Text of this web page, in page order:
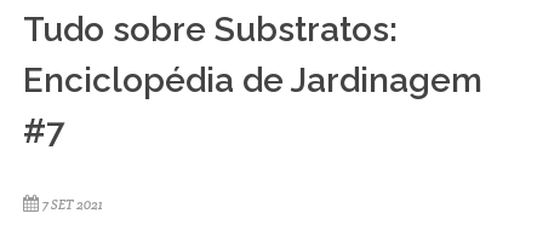
Tudo sobre Substratos:
Enciclopédia de Jardinagem
#7
7 SET 2021